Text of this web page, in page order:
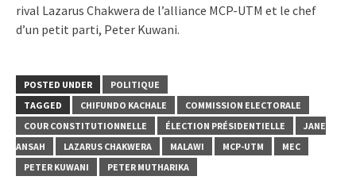
rival Lazarus Chakwera de l’alliance MCP-UTM et le chef
d’un petit parti, Peter Kuwani.
POSTED UNDER
POLITIQUE
TAGGED
CHIFUNDO KACHALE
COMMISSION ELECTORALE
COUR CONSTITUTIONNELLE
ÉLECTION PRÉSIDENTIELLE
JANE
ANSAH
LAZARUS CHAKWERA MALAWI MCP-UTM
MEC
PETER KUWANI
PETER MUTHARIKA